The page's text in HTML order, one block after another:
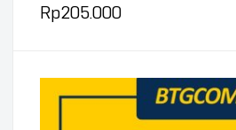
Rp205.000